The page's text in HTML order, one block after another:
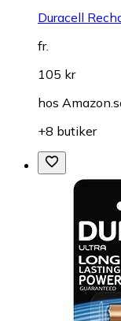
Duracell
fr.
105 kr
hos
+8 butiker